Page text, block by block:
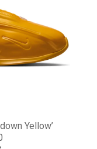
Yellow’